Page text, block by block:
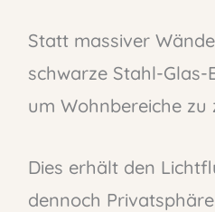
Statt massiver
schwarze Stahl-Glas-
um Wohnbereiche zu
Dies erhält den
dennoch